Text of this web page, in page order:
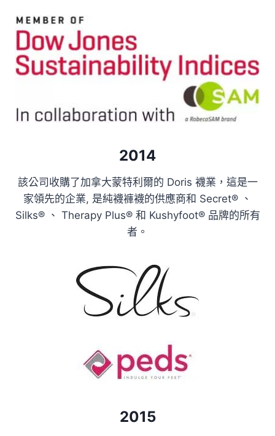
2014
該公司收購了加拿大蒙特利爾的 Doris 襪業，這是一
家領先的企業, 是純襪褲襪的供應商和 Secret® 、
Silks® 、 Therapy Plus® 和 Kushyfoot® 品牌的所有
者。
2015